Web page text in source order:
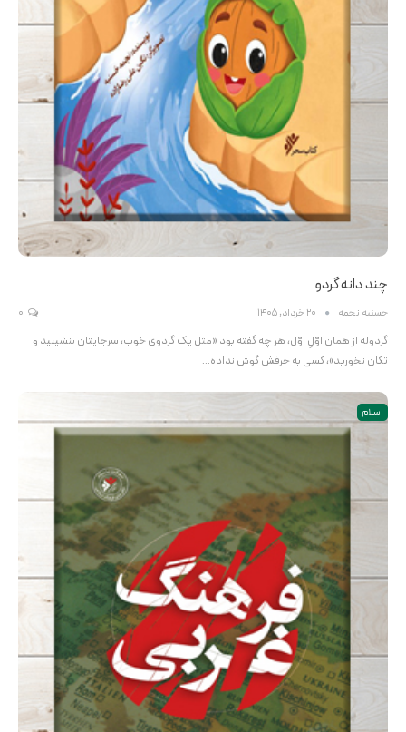
چند دانه گردو
حسنیه نجمه 20 خرداد, 1405
گردوله از همان اوّلِ اوّل، هر چه گفته بود «مثل یک گردوی خوب، سرجایتان بنشینید و
تکان نخورید»، کسی به حرفش گوش نداده…
اسلام